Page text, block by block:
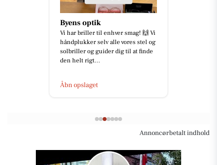
Byens optik
Vi har briller til enhver smag! 🙌 Vi
håndplukker selv alle vores stel og
solbriller og guider dig til at finde
den helt rigt...
Åbn opslaget
Annoncørbetalt indhold